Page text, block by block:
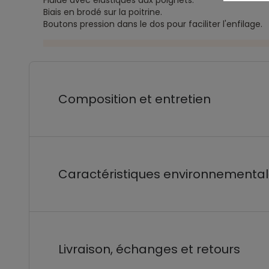
Biais en brodé sur la poitrine.
Boutons pression dans le dos pour faciliter l'enfilage.
Composition et entretien
Caractéristiques
Livraison, échanges et retours